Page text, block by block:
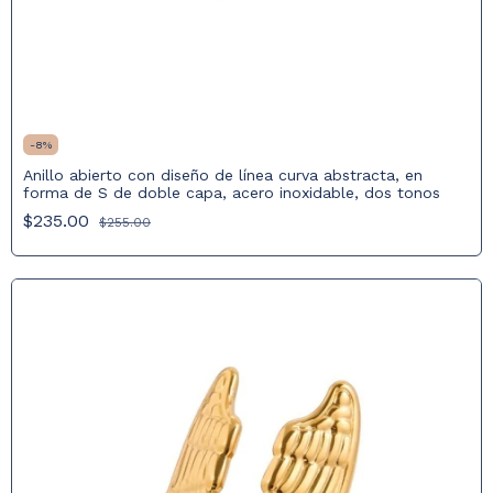
-8%
Anillo abierto con diseño de línea curva abstracta, en
forma de S de doble capa, acero inoxidable, dos tonos
$235.00 $255.00